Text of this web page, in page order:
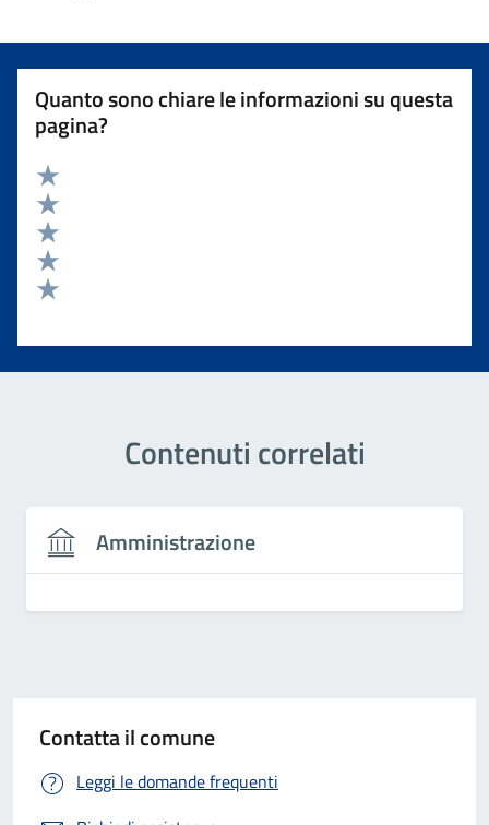
Quanto sono chiare le informazioni su questa
pagina?
Valuta 5 stelle su 5
Valuta 4 stelle su 5
Valuta 3 stelle su 5
Valuta 2 stelle su 5
Contenuti correlati
Amministrazione
Contatta il comune
Leggi le domande frequenti